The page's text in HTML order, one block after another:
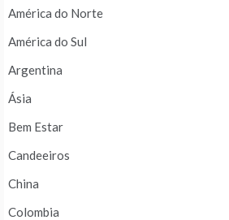
América do Norte
América do Sul
Argentina
Ásia
Bem Estar
Candeeiros
China
Colombia